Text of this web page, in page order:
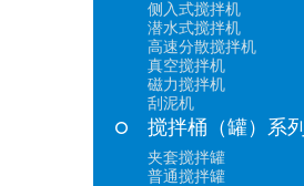
侧入式搅拌机
潜水式搅拌机
高速分散搅拌机
真空搅拌机
磁力搅拌机
刮泥机
搅拌桶（罐）系列
夹套搅拌罐
普通搅拌罐